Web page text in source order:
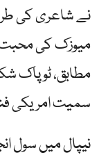
نے شاعری کی
میوزک کی محبت
سمیت امریکی
نیپال میں سول